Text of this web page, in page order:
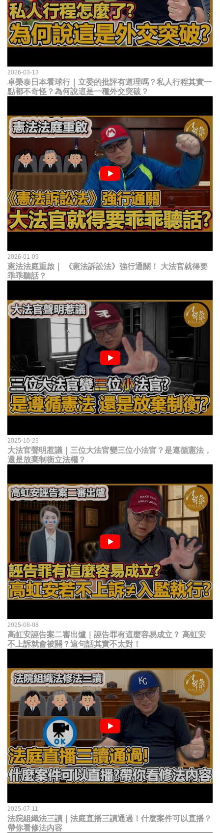
2026-03-13
卓榮泰日本看球行｜立委的批評有道理嗎？私人行程其實一
點都不奇怪？為何說這是一種外交突破？
2026-01-09
憲法法庭重啟｜ 《憲法訴訟法》強行通關！ 大法官就得要
乖乖聽話？
2025-10-23
大法官聲明惹議｜三位大法官變三位小法官？是遵循憲法，
還是放棄制衡立法權？
2025-08-08
高虹安誣告案二審出爐｜誣告罪有這麼容易成立？ 高虹安
不上訴就會被關？這句話其實不太對！
2025-07-11
法院組織法三讀｜法庭直播三讀通過！什麼案件可以直播？
帶你看修法內容